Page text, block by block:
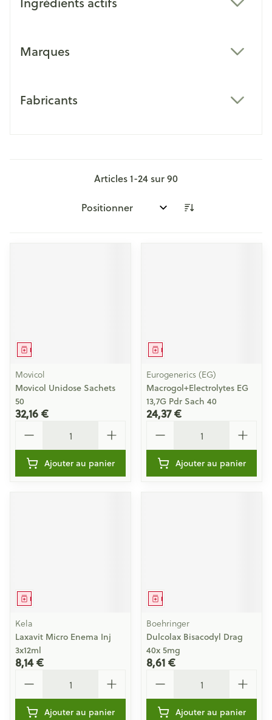
Marques
Fabricants
Articles1-24sur90
Trier par:
Médicament
Movicol
Movicol Unidose Sachets
50
32,16 €
Ajouter au panier
Médicament
Eurogenerics (EG)
Macrogol+Electrolytes EG
13,7G Pdr Sach 40
24,37 €
Ajouter au panier
Médicament
Kela
Laxavit Micro Enema Inj
3x12ml
8,14 €
Ajouter au panier
Médicament
Boehringer
Dulcolax Bisacodyl Drag
40x 5mg
8,61 €
Ajouter au panier